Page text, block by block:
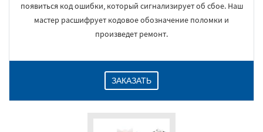
появиться код ошибки, который сигнализирует об сбое. Наш
мастер расшифрует кодовое обозначение поломки и
произведет ремонт.
ЗАКАЗАТЬ